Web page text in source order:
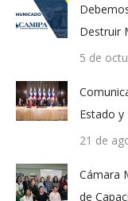
Destruir
5 de
Estado y
21 de
Cámara
de